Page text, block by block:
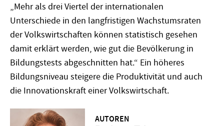
„Mehr als drei Viertel der internationalen
Unterschiede in den langfristigen Wachstumsraten
der Volkswirtschaften können statistisch gesehen
damit erklärt werden, wie gut die Bevölkerung in
Bildungstests abgeschnitten hat.“ Ein höheres
Bildungsniveau steigere die Produktivität und auch
die Innovationskraft einer Volkswirtschaft.
AUTOREN